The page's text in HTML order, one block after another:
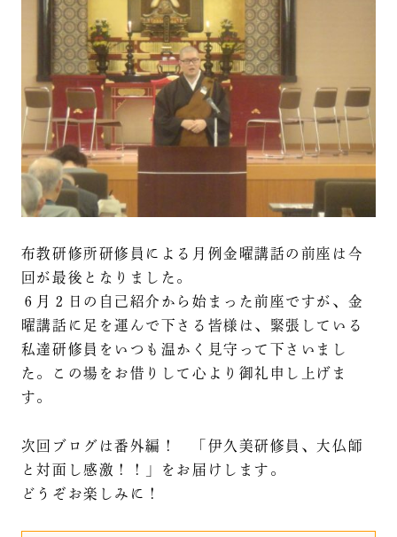
布教研修所研修員による月例金曜講話の前座は今
回が最後となりました。
６月２日の自己紹介から始まった前座ですが、金
曜講話に足を運んで下さる皆様は、緊張している
私達研修員をいつも温かく見守って下さいまし
た。この場をお借りして心より御礼申し上げま
す。
次回ブログは番外編！ 「伊久美研修員、大仏師
と対面し感激！！」をお届けします。
どうぞお楽しみに！